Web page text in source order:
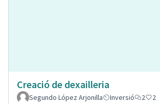
Creació de dexailleria
Segundo López Arjonilla
Inversió 2 2